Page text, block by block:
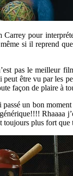
pour
si il reprend
pas le meilleur
être vu par les
façon de plaire à
passé un bon
Rhaaaa
toujours plus fort que